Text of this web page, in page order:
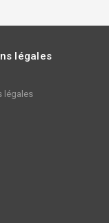
légales
légales